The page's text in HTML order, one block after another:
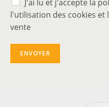
J'ai lu et j'accepte la
l'utilisation des cookies et
vente
ENVOYER